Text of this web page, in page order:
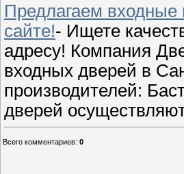
Предлагаем входные
сайте!- Ищете
адресу! Компания
входных дверей в
производителей:
дверей
Всего комментариев: 0